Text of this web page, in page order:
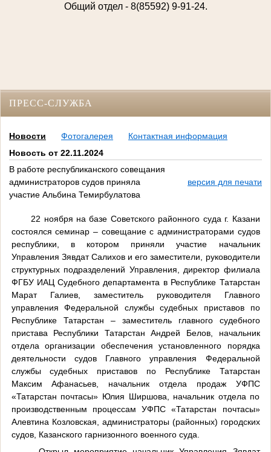
Общий отдел - 8(85592) 9-91-24.
ПРЕСС-СЛУЖБА
Новости Фотогалерея
Контактная информация
Новость от 22.11.2024
В работе республиканского совещания
администраторов судов приняла
участие Альбина Темирбулатова
версия для печати
22 ноября на базе Советского районного суда г. Казани
состоялся семинар – совещание с администраторами судов
республики, в котором приняли участие начальник
Управления Зявдат Салихов и его заместители, руководители
структурных подразделений Управления, директор филиала
ФГБУ ИАЦ Судебного департамента в Республике Татарстан
Марат Галиев, заместитель руководителя Главного
управления Федеральной службы судебных приставов по
Республике Татарстан – заместитель главного судебного
пристава Республики Татарстан Андрей Белов, начальник
отдела организации обеспечения установленного порядка
деятельности судов Главного управления Федеральной
службы судебных приставов по Республике Татарстан
Максим Афанасьев, начальник отдела продаж УФПС
«Татарстан почтасы» Юлия Ширшова, начальник отдела по
производственным процессам УФПС «Татарстан почтасы»
Алевтина Козловская, администраторы (районных) городских
судов, Казанского гарнизонного военного суда.